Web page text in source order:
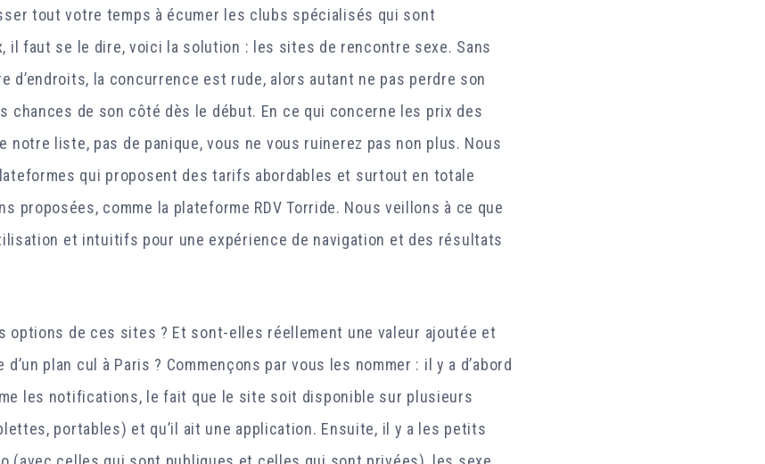
tout votre temps à écumer les clubs spécialisés qui sont
il faut se le dire, voici la solution : les sites de rencontre sexe. Sans
d’endroits, la concurrence est rude, alors autant ne pas perdre son
chances de son côté dès le début. En ce qui concerne les prix des
notre liste, pas de panique, vous ne vous ruinerez pas non plus. Nous
qui proposent des tarifs abordables et surtout en totale
proposées, comme la plateforme RDV Torride. Nous veillons à ce que
et intuitifs pour une expérience de navigation et des résultats
options de ces sites ? Et sont-elles réellement une valeur ajoutée et
plan cul à Paris ? Commençons par vous les nommer : il y a d’abord
les notifications, le fait que le site soit disponible sur plusieurs
portables) et qu’il ait une application. Ensuite, il y a les petits